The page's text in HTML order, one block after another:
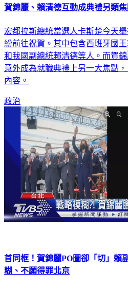
賀錦麗、賴清德互動成典禮另類
宏都拉斯總統當選人卡斯楚今天
紛前往祝賀。其中包含西班牙國
和我國副總統賴清德等人。而賀
意外成為就職典禮上另一大焦點
內容。
政治
首同框！賀錦麗PO圖卻「切」
糊、不願得罪北京